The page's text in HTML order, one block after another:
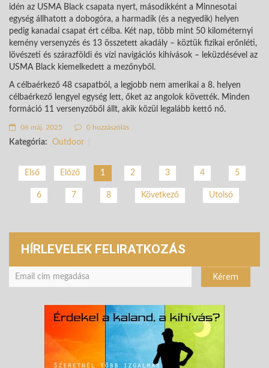
idén az USMA Black csapata nyert, másodikként a Minnesotai
egység állhatott a dobogóra, a harmadik (és a negyedik) helyen
pedig kanadai csapat ért célba. Két nap, több mint 50 kilométernyi
kemény versenyzés és 13 összetett akadály – köztük fizikai erőnléti,
lövészeti és szárazföldi és vízi navigációs kihívások – leküzdésével az
USMA Black kiemelkedett a mezőnyből.
A célbaérkező 48 csapatból, a legjobb nem amerikai a 8. helyen
célbaérkező lengyel egység lett, őket az angolok követték. Minden
formáció 11 versenyzőből állt, akik közül legalább kettő nő.
06 máj. 2025 0 hozzászólás
Kategória: Outdoor
Első Előző 1 2 3 4 5
6 7 8 Következő Utolsó
HÍRLEVELEK FELIRATKOZÁS